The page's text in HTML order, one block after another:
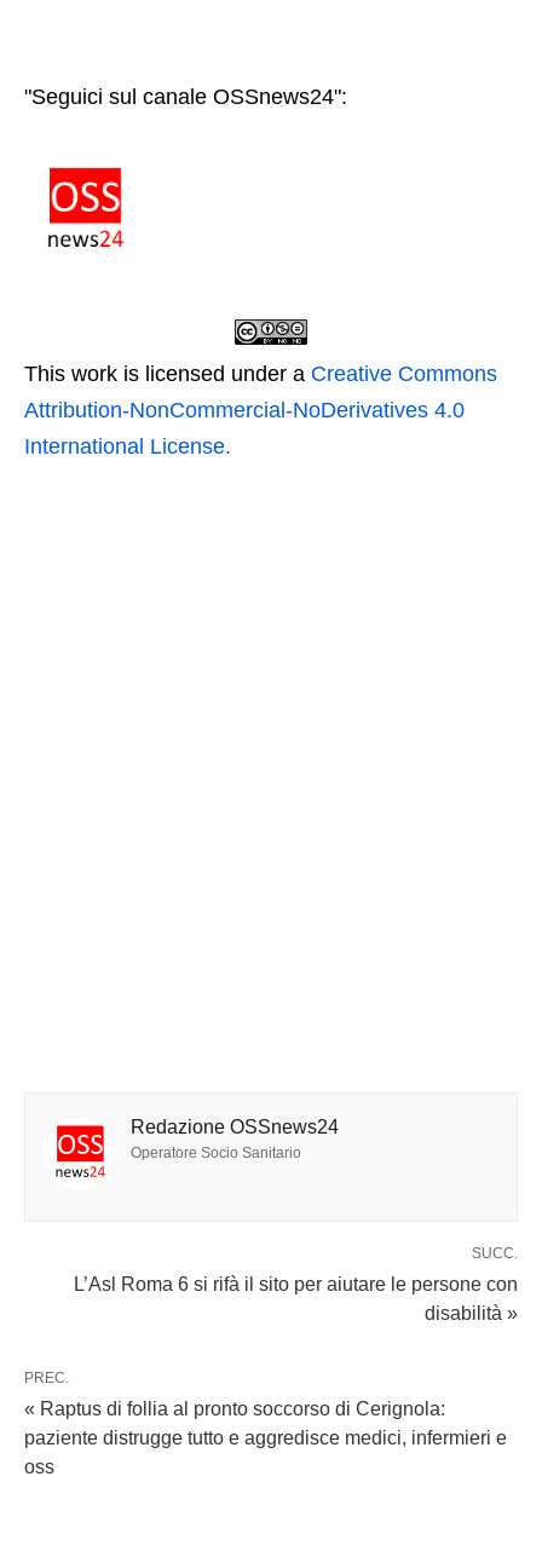
"Seguici sul canale OSSnews24":
This work is licensed under a Creative Commons
Attribution-NonCommercial-NoDerivatives 4.0
International License.
Redazione OSSnews24
Operatore Socio Sanitario
SUCC.
L’Asl Roma 6 si rifà il sito per aiutare le persone con
disabilità »
PREC.
« Raptus di follia al pronto soccorso di Cerignola:
paziente distrugge tutto e aggredisce medici, infermieri e
oss